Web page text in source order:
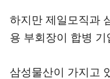
하지만 제일모직과
용 부회장이 합병
삼성물산이 가지고